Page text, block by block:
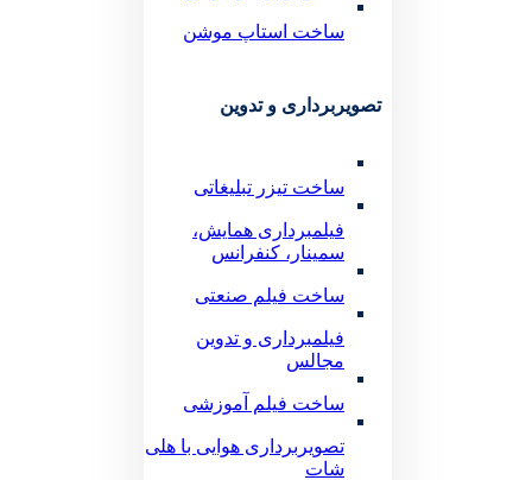
ساخت استاپ موشن
تصویربرداری و تدوین
ساخت تیزر تبلیغاتی
فیلمبرداری همایش،
سمینار، کنفرانس
ساخت فیلم صنعتی
فیلمبرداری و تدوین
مجالس
ساخت فیلم آموزشی
تصویربرداری هوایی با هلی
شات